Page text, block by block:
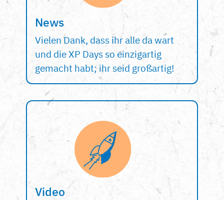
News
Vielen Dank, dass ihr alle da wart
und die XP Days so einzigartig
gemacht habt; ihr seid großartig!
Video